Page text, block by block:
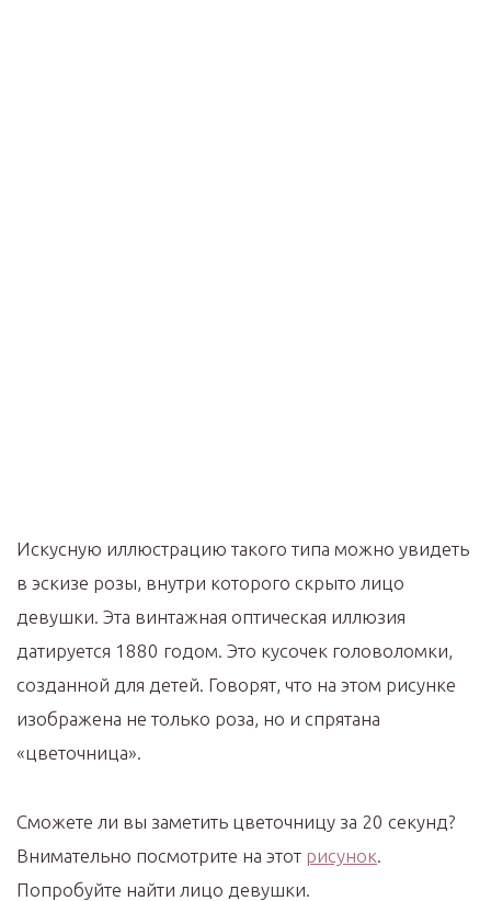
Искусную иллюстрацию такого типа можно увидеть
в эскизе розы, внутри которого скрыто лицо
девушки. Эта винтажная оптическая иллюзия
датируется 1880 годом. Это кусочек головоломки,
созданной для детей. Говорят, что на этом рисунке
изображена не только роза, но и спрятана
«цветочница».
Сможете ли вы заметить цветочницу за 20 секунд?
Внимательно посмотрите на этот рисунок.
Попробуйте найти лицо девушки.